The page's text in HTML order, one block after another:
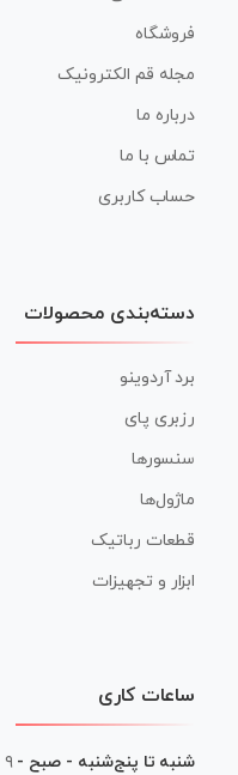
فروشگاه
مجله قم الکترونیک
درباره ما
تماس با ما
حساب کاربری
دسته‌بندی محصولات
برد آردوینو
رزبری پای
سنسورها
ماژول‌ها
قطعات رباتیک
ابزار و تجهیزات
ساعات کاری
شنبه تا پنج‌شنبه - صبح - ۹ الی ۱۳